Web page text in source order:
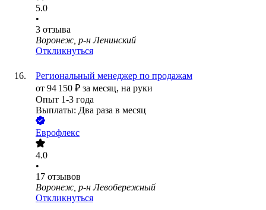
5.0
•
3 отзыва
Воронеж, р-н Ленинский
Откликнуться
Региональный менеджер по продажам
от 94 150 ₽ за месяц, на руки
Опыт 1-3 года
Выплаты: Два раза в месяц
Еврофлекс
4.0
•
17 отзывов
Воронеж, р-н Левобережный
Откликнуться